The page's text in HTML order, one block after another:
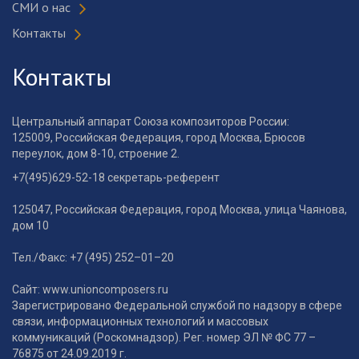
СМИ о нас
Контакты
Контакты
Центральный аппарат Союза композиторов России:
125009, Российская Федерация, город Москва, Брюсов
переулок, дом 8-10, строение 2.
+7(495)629-52-18 секретарь-референт
125047, Российская Федерация, город Москва, улица Чаянова,
дом 10
Тел./Факс: +7 (495) 252–01–20
Сайт: www.unioncomposers.ru
Зарегистрировано Федеральной службой по надзору в сфере
связи, информационных технологий и массовых
коммуникаций (Роскомнадзор). Рег. номер ЭЛ № ФС 77 –
76875 от 24.09.2019 г.